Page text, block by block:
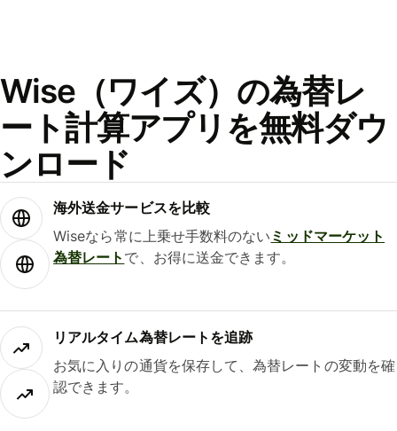
Wise（ワイズ）の為替レ
ート計算アプリを無料ダウ
ンロード
海外送金サービスを比較
Wiseなら常に上乗せ手数料のない ミッドマーケット
為替レート で、お得に送金できます。
リアルタイム為替レートを追跡
お気に入りの通貨を保存して、為替レートの変動を確
認できます。